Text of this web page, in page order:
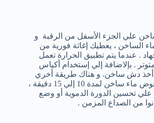
علي الجزء الأسفل من الرقبة و
الساخن ، يعطيك إغاثة فورية من
. عندما يتم تطبيق الحرارة تعمل
. بإلاضافة إلي إستخدام أكياس
أخذ دش ساخن. و هناك طريقة أخري
وهي وضع اليدين في حوض ماء ساخن لمدة 10 إلي 15 دقيقة ،
علي تحسين الدورة الدموية أو وضع
من الصداع المزمن .